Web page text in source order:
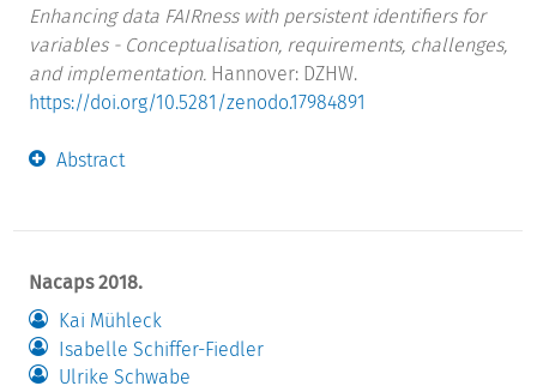
Enhancing data FAIRness with persistent identifiers for
variables - Conceptualisation, requirements, challenges,
and implementation. Hannover: DZHW.
https://doi.org/10.5281/zenodo.17984891
Abstract
Nacaps 2018.
Kai Mühleck
Isabelle Schiffer-Fiedler
Ulrike Schwabe